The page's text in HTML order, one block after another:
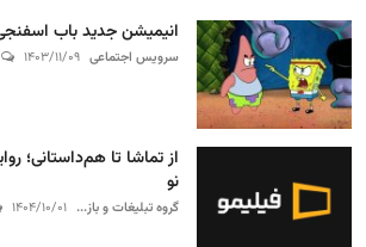
انیمیشن جدید باب
سرویس اجتماعی ۱۴۰۳/۱۱/۰۹
از تماشا تا هم‌داستانی؛
نو
گروه تبلیغات و باز... ۱۴۰۴/۱۰/۰۱